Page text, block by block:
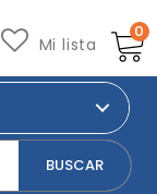
0
Mi lista